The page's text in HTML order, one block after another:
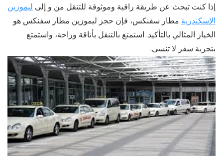
إذا كنت تبحث عن طريقة راقية وموثوقة للتنقل من و إلى ليموزين
الإسكندرية مطار سفنكس، فإن حجز ليموزين مطار سفنكس هو
الخيار المثالي بالتأكيد. استمتع بالتنقل بأناقة وراحة، واستمتع
بتجربة سفر لا تنسى.